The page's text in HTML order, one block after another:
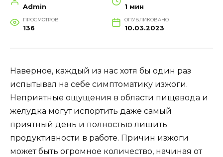
Admin 1 мин
ПРОСМОТРОВ
136
ОПУБЛИКОВАНО
10.03.2023
Наверное, каждый из нас хотя бы один раз
испытывал на себе симптоматику изжоги.
Неприятные ощущения в области пищевода и
желудка могут испортить даже самый
приятный день и полностью лишить
продуктивности в работе. Причин изжоги
может быть огромное количество, начиная от